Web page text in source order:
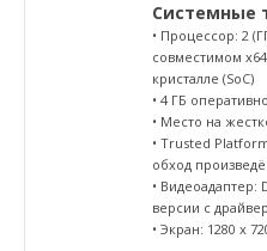
Системные
• Процессор: 2
совместимом
кристалле (SoC)
• 4 ГБ
• Место на
• Trusted
обход
• Видеоадаптер:
версии с
• Экран: 1280 x